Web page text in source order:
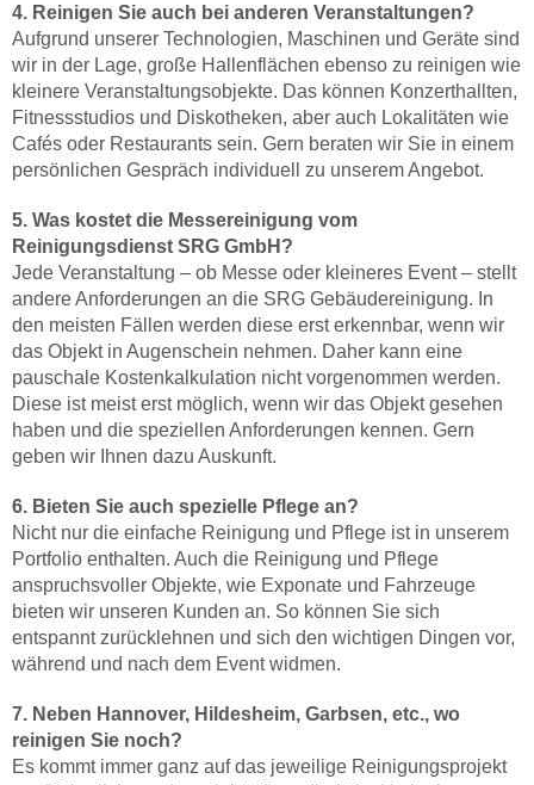
4. Reinigen Sie auch bei anderen Veranstaltungen?
Aufgrund unserer Technologien, Maschinen und Geräte sind
wir in der Lage, große Hallenflächen ebenso zu reinigen wie
kleinere Veranstaltungsobjekte. Das können Konzerthallten,
Fitnessstudios und Diskotheken, aber auch Lokalitäten wie
Cafés oder Restaurants sein. Gern beraten wir Sie in einem
persönlichen Gespräch individuell zu unserem Angebot.
5. Was kostet die Messereinigung vom
Reinigungsdienst SRG GmbH?
Jede Veranstaltung – ob Messe oder kleineres Event – stellt
andere Anforderungen an die SRG Gebäudereinigung. In
den meisten Fällen werden diese erst erkennbar, wenn wir
das Objekt in Augenschein nehmen. Daher kann eine
pauschale Kostenkalkulation nicht vorgenommen werden.
Diese ist meist erst möglich, wenn wir das Objekt gesehen
haben und die speziellen Anforderungen kennen. Gern
geben wir Ihnen dazu Auskunft.
6. Bieten Sie auch spezielle Pflege an?
Nicht nur die einfache Reinigung und Pflege ist in unserem
Portfolio enthalten. Auch die Reinigung und Pflege
anspruchsvoller Objekte, wie Exponate und Fahrzeuge
bieten wir unseren Kunden an. So können Sie sich
entspannt zurücklehnen und sich den wichtigen Dingen vor,
während und nach dem Event widmen.
7. Neben Hannover, Hildesheim, Garbsen, etc., wo
reinigen Sie noch?
Es kommt immer ganz auf das jeweilige Reinigungsprojekt